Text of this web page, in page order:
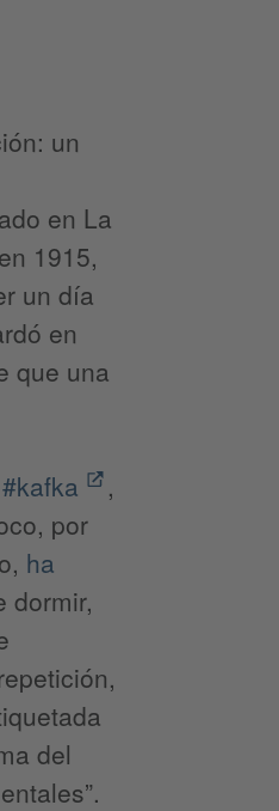
un
en La
1915,
un día
en
que una
#kafka
,
por
ha
dormir,
del